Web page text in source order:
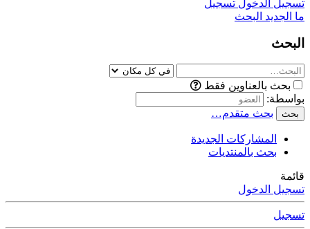
تسجيل الدخول تسجيل
ما الجديد البحث
البحث
بحث بالعناوين فقط
بواسطة:
بحث بحث متقدم…
المشاركات الجديدة
بحث بالمنتديات
قائمة
تسجيل الدخول
تسجيل